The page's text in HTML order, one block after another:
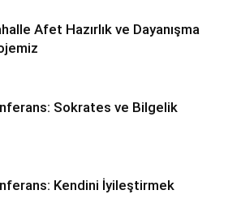
Afet Hazırlık ve Dayanışma
Sokrates ve Bilgelik
Kendini İyileştirmek